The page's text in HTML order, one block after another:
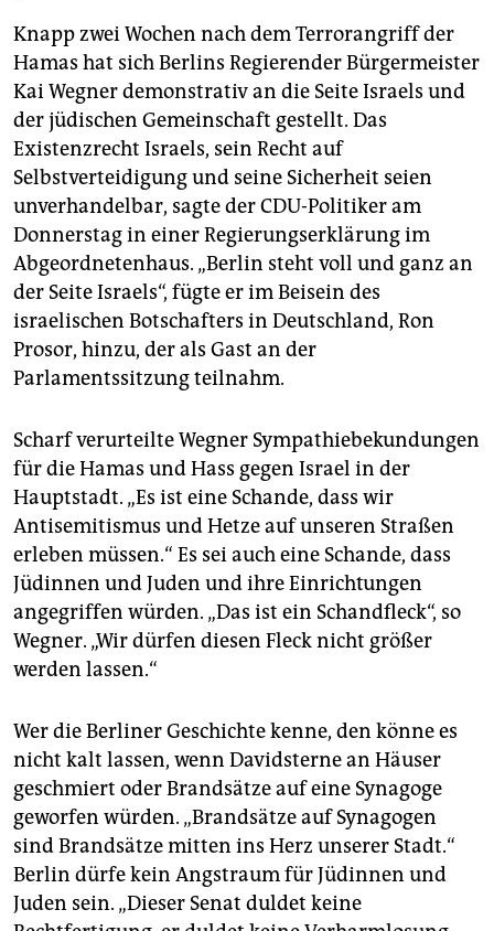
Knapp zwei Wochen nach dem Terrorangriff der
Hamas hat sich Berlins Regierender Bürgermeister
Kai Wegner demonstrativ an die Seite Israels und
der jüdischen Gemeinschaft gestellt. Das
Existenzrecht Israels, sein Recht auf
Selbstverteidigung und seine Sicherheit seien
unverhandelbar, sagte der CDU-Politiker am
Donnerstag in einer Regierungserklärung im
Abgeordnetenhaus. „Berlin steht voll und ganz an
der Seite Israels“, fügte er im Beisein des
israelischen Botschafters in Deutschland, Ron
Prosor, hinzu, der als Gast an der
Parlamentssitzung teilnahm.
Scharf verurteilte Wegner Sympathiebekundungen
für die Hamas und Hass gegen Israel in der
Hauptstadt. „Es ist eine Schande, dass wir
Antisemitismus und Hetze auf unseren Straßen
erleben müssen.“ Es sei auch eine Schande, dass
Jüdinnen und Juden und ihre Einrichtungen
angegriffen würden. „Das ist ein Schandfleck“, so
Wegner. „Wir dürfen diesen Fleck nicht größer
werden lassen.“
Wer die Berliner Geschichte kenne, den könne es
nicht kalt lassen, wenn Davidsterne an Häuser
geschmiert oder Brandsätze auf eine Synagoge
geworfen würden. „Brandsätze auf Synagogen
sind Brandsätze mitten ins Herz unserer Stadt.“
Berlin dürfe kein Angstraum für Jüdinnen und
Juden sein. „Dieser Senat duldet keine